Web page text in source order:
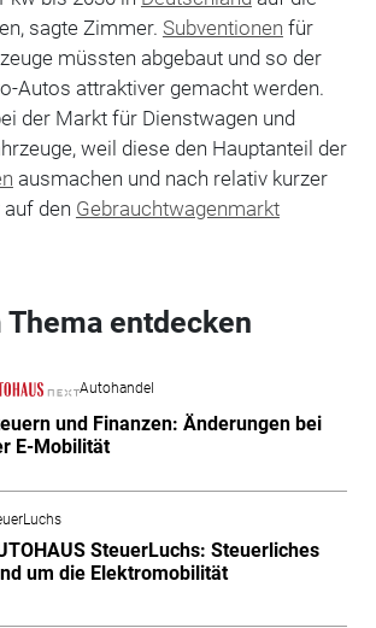
sagte Zimmer. Subventionen für
müssten abgebaut und so der
Autos attraktiver gemacht werden.
der Markt für Dienstwagen und
weil diese den Hauptanteil der
ausmachen und nach relativ kurzer
den Gebrauchtwagenmarkt
entdecken
Autohandel
und Finanzen: Änderungen bei
E-Mobilität
SteuerLuchs: Steuerliches
um die Elektromobilität